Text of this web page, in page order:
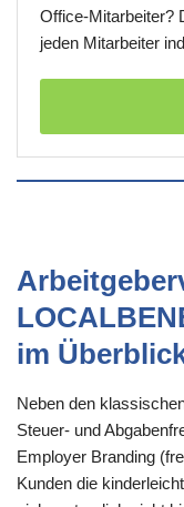
Office-Mitarbeiter?
jeden Mitarbeiter
im
Neben den
Steuer- und
Employer Branding
Kunden die